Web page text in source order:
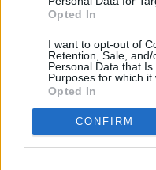
Opted In
I want to opt-out of
Retention, Sale,
Personal Data that
Purposes for which it
Opted In
CONFIRM